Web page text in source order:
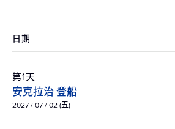
日期
第1天
安克拉治 登船
2027 / 07 / 02 (五)